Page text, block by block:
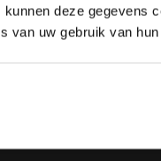
deze gegevens
van uw gebruik van
UV-beständigen
der Rückseite ist
Rand entfernt